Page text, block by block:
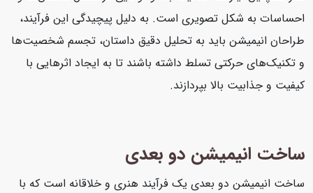
احساسات به شکل تصویری است. به دلیل پیچیدگی این فرآیند،
طراحان انیمیشن باید به تحلیل دقیق داستان، تجسم شخصیت‌ها
و تکنیک‌های حرکتی تسلط داشته باشند تا به ایجاد اثرهایی با
کیفیت و جذابیت بالا بپردازند.
ساخت انیمیشن دو بعدی
ساخت انیمیشن دو بعدی یک فرآیند هنری و خلاقانه است که با